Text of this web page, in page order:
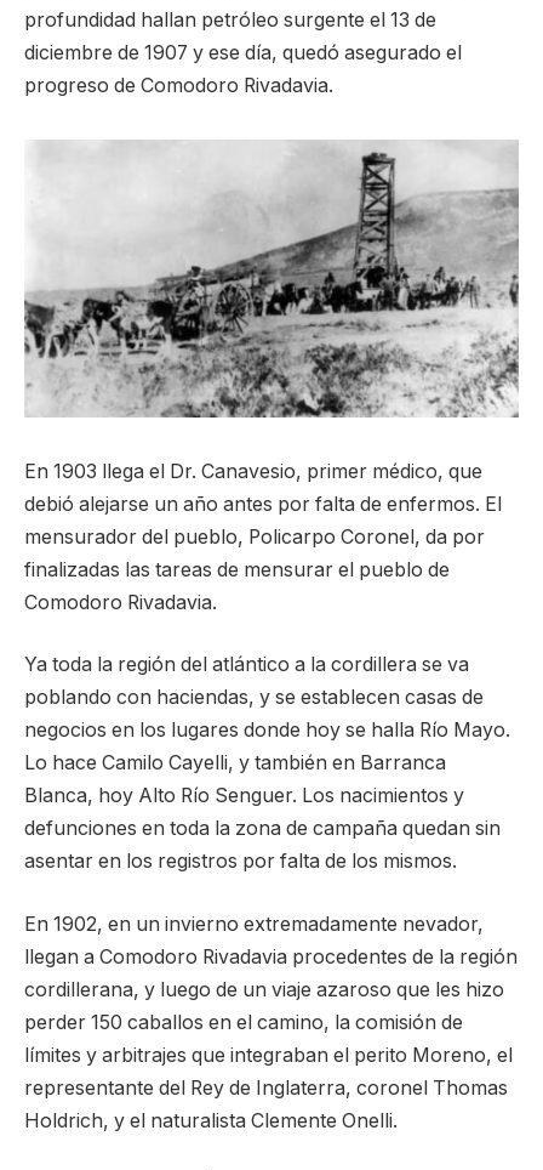
profundidad hallan petróleo surgente el 13 de
diciembre de 1907 y ese día, quedó asegurado el
progreso de Comodoro Rivadavia.
En 1903 llega el Dr. Canavesio, primer médico, que
debió alejarse un año antes por falta de enfermos. El
mensurador del pueblo, Policarpo Coronel, da por
finalizadas las tareas de mensurar el pueblo de
Comodoro Rivadavia.
Ya toda la región del atlántico a la cordillera se va
poblando con haciendas, y se establecen casas de
negocios en los lugares donde hoy se halla Río Mayo.
Lo hace Camilo Cayelli, y también en Barranca
Blanca, hoy Alto Río Senguer. Los nacimientos y
defunciones en toda la zona de campaña quedan sin
asentar en los registros por falta de los mismos.
En 1902, en un invierno extremadamente nevador,
llegan a Comodoro Rivadavia procedentes de la región
cordillerana, y luego de un viaje azaroso que les hizo
perder 150 caballos en el camino, la comisión de
límites y arbitrajes que integraban el perito Moreno, el
representante del Rey de Inglaterra, coronel Thomas
Holdrich, y el naturalista Clemente Onelli.